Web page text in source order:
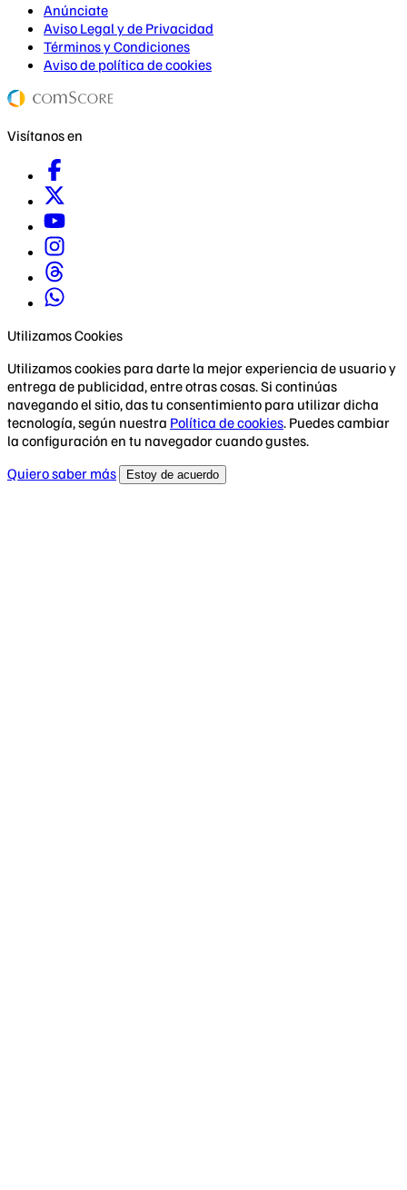
Anúnciate
Aviso Legal y de Privacidad
Términos y Condiciones
Aviso de política de cookies
Visítanos en
Utilizamos Cookies
Utilizamos cookies para darte la mejor experiencia de usuario y
entrega de publicidad, entre otras cosas. Si continúas
navegando el sitio, das tu consentimiento para utilizar dicha
tecnología, según nuestra Política de cookies. Puedes cambiar
la configuración en tu navegador cuando gustes.
Quiero saber más
Estoy de acuerdo